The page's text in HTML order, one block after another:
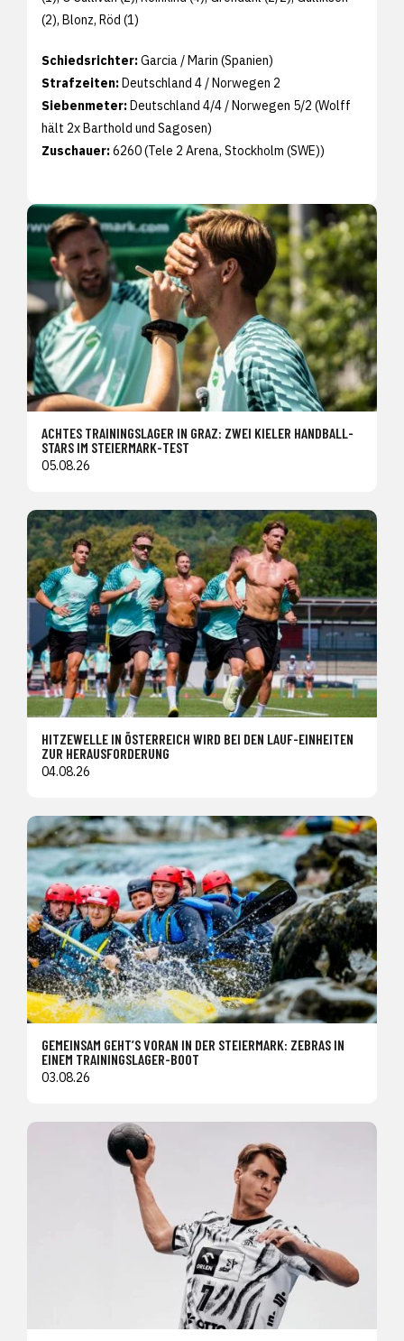
(2), Blonz, Röd (1)
Schiedsrichter:Garcia / Marin (Spanien)
Strafzeiten:Deutschland 4 / Norwegen 2
Siebenmeter:Deutschland 4/4 / Norwegen 5/2 (Wolff
hält 2x Barthold und Sagosen)
Zuschauer:6260 (Tele 2 Arena, Stockholm (SWE))
ACHTES TRAININGSLAGER IN GRAZ: ZWEI KIELER HANDBALL-
STARS IM STEIERMARK-TEST
05.08.26
HITZEWELLE IN ÖSTERREICH WIRD BEI DEN LAUF-EINHEITEN
ZUR HERAUSFORDERUNG
04.08.26
GEMEINSAM GEHT’S VORAN IN DER STEIERMARK: ZEBRAS IN
EINEM TRAININGSLAGER-BOOT
03.08.26